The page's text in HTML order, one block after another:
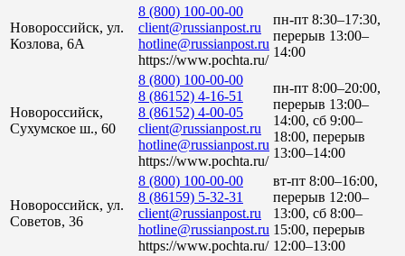
Новороссийск, ул.
Козлова, 6А
8 (800) 100-00-00
client@russianpost.ru
hotline@russianpost.ru
https://www.pochta.ru/
пн-пт 8:30–17:30,
перерыв 13:00–
14:00
Новороссийск,
Сухумское ш., 60
8 (800) 100-00-00
8 (86152) 4-16-51
8 (86152) 4-00-05
client@russianpost.ru
hotline@russianpost.ru
https://www.pochta.ru/
пн-пт 8:00–20:00,
перерыв 13:00–
14:00, сб 9:00–
18:00, перерыв
13:00–14:00
Новороссийск, ул.
Советов, 36
8 (800) 100-00-00
8 (86159) 5-32-31
client@russianpost.ru
hotline@russianpost.ru
https://www.pochta.ru/
вт-пт 8:00–16:00,
перерыв 12:00–
13:00, сб 8:00–
15:00, перерыв
12:00–13:00